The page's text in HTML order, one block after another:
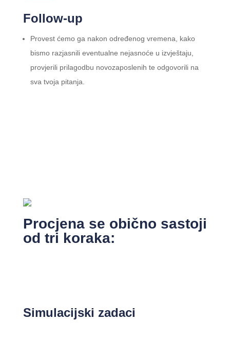
Follow-up
Provest ćemo ga nakon određenog vremena, kako
bismo razjasnili eventualne nejasnoće u izvještaju,
provjerili prilagodbu novozaposlenih te odgovorili na
sva tvoja pitanja.
Procjena se obično sastoji
od tri koraka:
Simulacijski zadaci